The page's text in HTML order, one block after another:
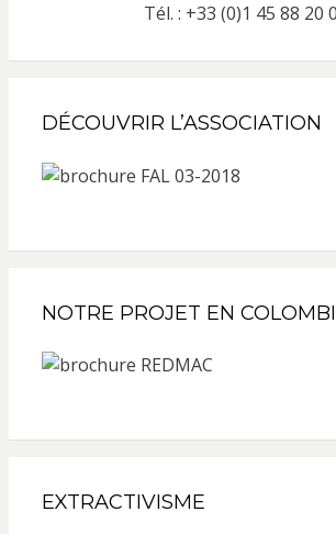
Tél. : +33 (0)1 45 88 20
DÉCOUVRIR L’ASSOCIATION
NOTRE PROJET EN
EXTRACTIVISME